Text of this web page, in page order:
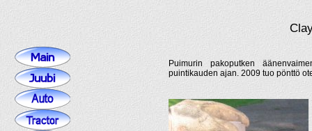
Puimurin pakoputken
puintikauden ajan. 2009 tuo pönttö